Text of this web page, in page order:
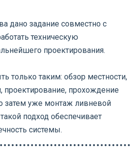
дано задание совместно с
техническую
проектирования.
только таким: обзор местности,
проектирование, прохождение
затем уже монтаж ливневой
подход обеспечивает
системы.